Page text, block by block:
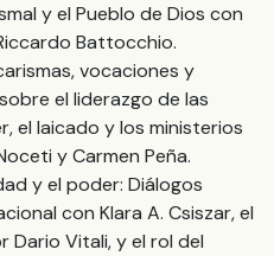
y el Pueblo de Dios con
Battocchio.
vocaciones y
el liderazgo de las
el laicado y los ministerios
y Carmen Peña.
y el poder: Diálogos
con Klara A. Csiszar, el
Dario Vitali, y el rol del